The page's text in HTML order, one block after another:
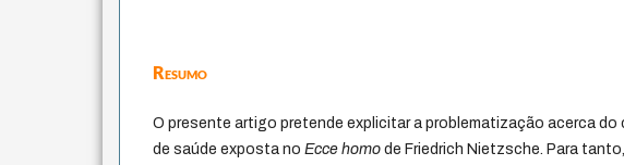
Resumo
O presente artigo pretende explicitar a problematização acerca do
de saúde exposta noEcce homode Friedrich Nietzsche. Para